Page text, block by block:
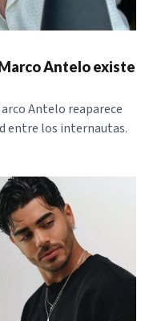
Antelo existe
Antelo reaparece
entre los internautas.